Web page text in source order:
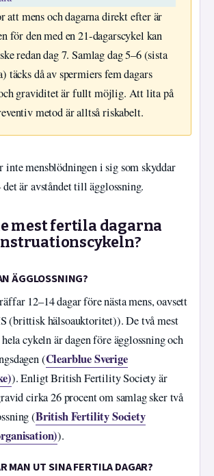
att mens och dagarna direkt efter är
för den med en 21-dagarscykel kan
redan dag 7. Samlag dag 5–6 (sista
täcks då av spermiers fem dagars
graviditet är fullt möjlig. Att lita på
metod är alltså riskabelt.
inte mensblödningen i sig som skyddar
är avståndet till ägglossning.
mest fertila dagarna
ÄGGLOSSNING?
12–14 dagar före nästa mens, oavsett
(brittisk hälsoauktoritet)). De två mest
cykeln är dagen före ägglossning och
(Clearblue Sverige
). Enligt British Fertility Society är
cirka 26 procent om samlag sker två
(British Fertility Society
).
MAN UT SINA FERTILA DAGAR?